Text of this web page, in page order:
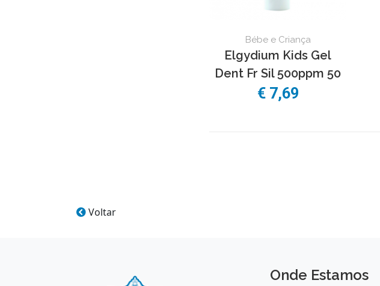
Bébe e Criança
Elgydium Kids Gel
Dent Fr Sil 500ppm 50
€ 7,69
Voltar
Onde Estamos